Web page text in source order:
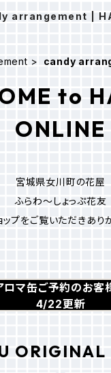
arrangement |
candy
to
ONLINE
宮城県女川町の花屋
ふらわ～しょっぷ花友
ップをご覧いただきあり
ロマ缶ご予約のお客
4/22更新
ORIGINAL